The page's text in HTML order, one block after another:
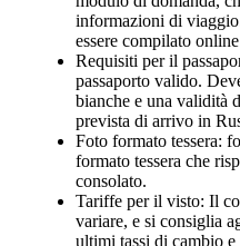
informazioni di
essere compilato
Requisiti per il
passaporto valido.
bianche e una validità
prevista di arrivo in
Foto formato tessera:
formato tessera che
consolato.
Tariffe per il visto: Il
variare, e si consiglia
ultimi tassi di cambio